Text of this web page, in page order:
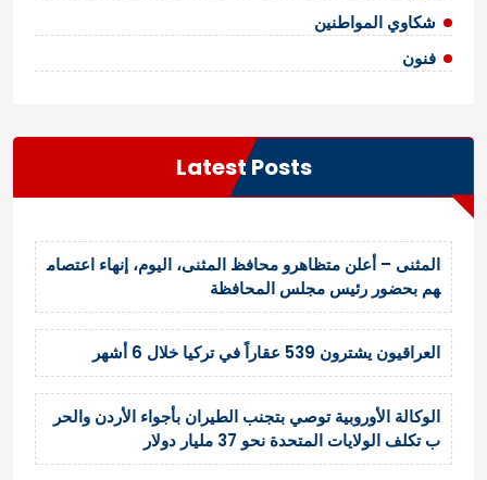
شكاوي المواطنين
فنون
Latest Posts
المثنى – أعلن متظاهرو محافظ المثنى، اليوم، إنهاء اعتصام
هم بحضور رئيس مجلس المحافظة
العراقيون يشترون 539 عقاراً في تركيا خلال 6 أشهر
الوكالة الأوروبية توصي بتجنب الطيران بأجواء الأردن والحر
ب تكلف الولايات المتحدة نحو 37 مليار دولار